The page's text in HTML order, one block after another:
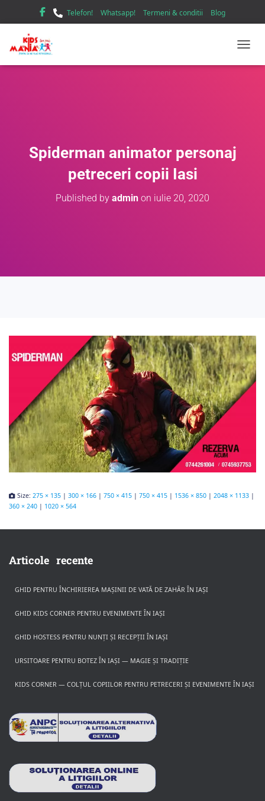
Telefon! Whatsapp! Termeni & conditii Blog
Spiderman animator personaj
petreceri copii Iasi
Published by admin on iulie 20, 2020
Size: 275 × 135 | 300 × 166 | 750 × 415 | 750 × 415 | 1536 × 850 | 2048 × 1133 |
360 × 240 | 1020 × 564
Articole recente
GHID PENTRU ÎNCHIRIEREA MAȘINII DE VATĂ DE ZAHĂR ÎN IAȘI
GHID KIDS CORNER PENTRU EVENIMENTE ÎN IAȘI
GHID HOSTESS PENTRU NUNȚI ȘI RECEPȚII ÎN IAȘI
URSITOARE PENTRU BOTEZ ÎN IAȘI — MAGIE ȘI TRADIȚIE
KIDS CORNER — COLȚUL COPIILOR PENTRU PETRECERI ȘI EVENIMENTE ÎN IAȘI